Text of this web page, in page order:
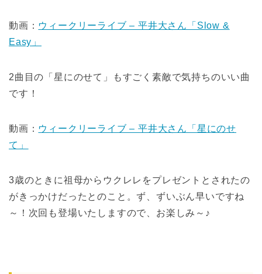
動画： ウィークリーライブ – 平井大さん「Slow &
Easy」
2曲目の「星にのせて」もすごく素敵で気持ちのいい曲
です！
動画： ウィークリーライブ – 平井大さん「星にのせ
て」
3歳のときに祖母からウクレレをプレゼントとされたの
がきっかけだったとのこと。ず、ずいぶん早いですね
～！次回も登場いたしますので、お楽しみ～♪